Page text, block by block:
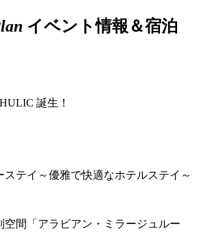
イベント情報＆宿泊
HULIC 誕生！
テイ～優雅で快適なホテルステイ～
空間「アラビアン・ミラージュルー